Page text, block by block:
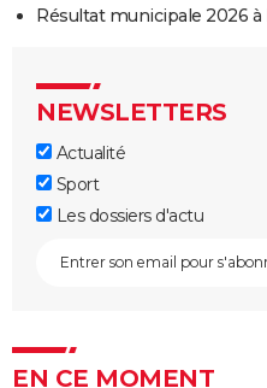
Résultat municipale 2026 à
NEWSLETTERS
Actualité
Sport
Les dossiers d'actu
EN CE MOMENT